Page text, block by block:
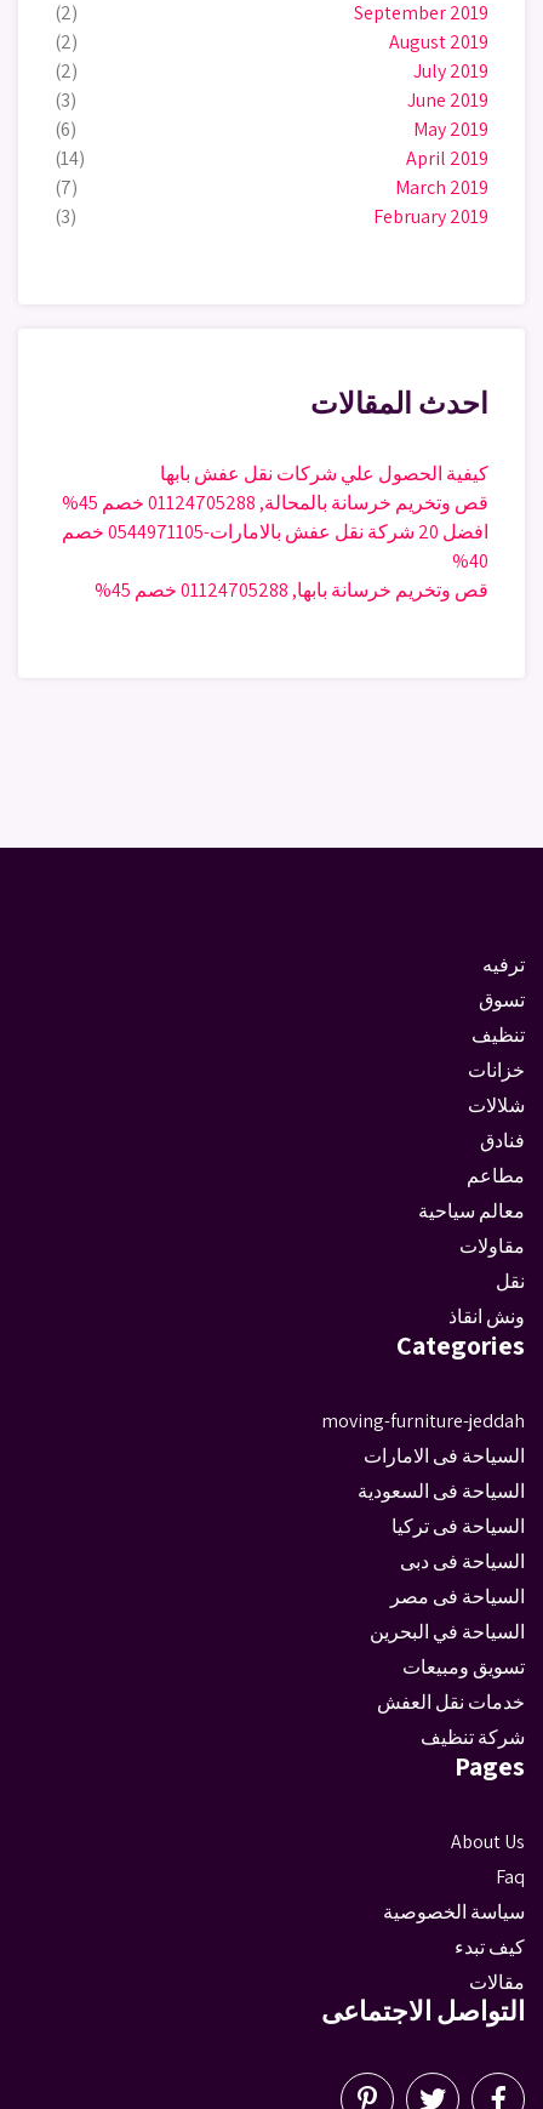
September 2019
(2)
August 2019
(2)
July 2019
(2)
June 2019
(3)
May 2019
(6)
April 2019
(14)
March 2019
(7)
February 2019
(3)
احدث المقالات
كيفية الحصول علي شركات نقل عفش بابها
قص وتخريم خرسانة بالمحالة, 01124705288 خصم 45%
افضل 20 شركة نقل عفش بالامارات-0544971105 خصم
40%
قص وتخريم خرسانة بابها, 01124705288 خصم 45%
ترفيه
تسوق
تنظيف
خزانات
شلالات
فنادق
مطاعم
معالم سياحية
مقاولات
نقل
ونش انقاذ
Categories
moving-furniture-jeddah
السياحة فى الامارات
السياحة فى السعودية
السياحة فى تركيا
السياحة فى دبى
السياحة فى مصر
السياحة في البحرين
تسويق ومبيعات
خدمات نقل العفش
شركة تنظيف
Pages
About Us
Faq
سياسة الخصوصية
كيف تبدء
مقالات
التواصل الاجتماعى